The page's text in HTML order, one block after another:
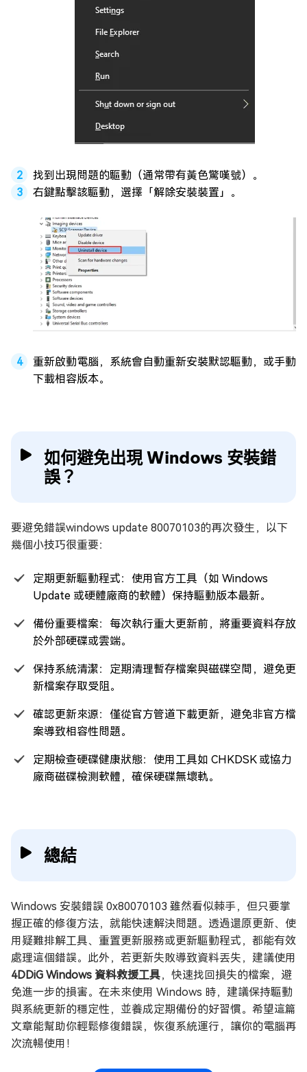
找到出現問題的驅動（通常帶有黃色驚嘆號）。
右鍵點擊該驅動，選擇「解除安裝裝置」。
重新啟動電腦，系統會自動重新安裝默認驅動，或手動
下載相容版本。
如何避免出現 Windows 安裝錯
誤？
要避免錯誤windows update 80070103的再次發生，以下
幾個小技巧很重要：
定期更新驅動程式：使用官方工具（如 Windows
Update 或硬體廠商的軟體）保持驅動版本最新。
備份重要檔案：每次執行重大更新前，將重要資料存放
於外部硬碟或雲端。
保持系統清潔：定期清理暫存檔案與磁碟空間，避免更
新檔案存取受阻。
確認更新來源：僅從官方管道下載更新，避免非官方檔
案導致相容性問題。
定期檢查硬碟健康狀態：使用工具如 CHKDSK 或協力
廠商磁碟檢測軟體，確保硬碟無壞軌。
總結
Windows 安裝錯誤 0x80070103 雖然看似棘手，但只要掌
握正確的修復方法，就能快速解決問題。透過還原更新、使
用疑難排解工具、重置更新服務或更新驅動程式，都能有效
處理這個錯誤。此外，若更新失敗導致資料丟失，建議使用
4DDiG Windows 資料救援工具，快速找回損失的檔案，避
免進一步的損害。在未來使用 Windows 時，建議保持驅動
與系統更新的穩定性，並養成定期備份的好習慣。希望這篇
文章能幫助你輕鬆修復錯誤，恢復系統運行，讓你的電腦再
次流暢使用！